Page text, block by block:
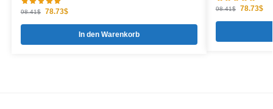
98.41$ 78.73$
In den Warenkorb
98.41$ 78.73$